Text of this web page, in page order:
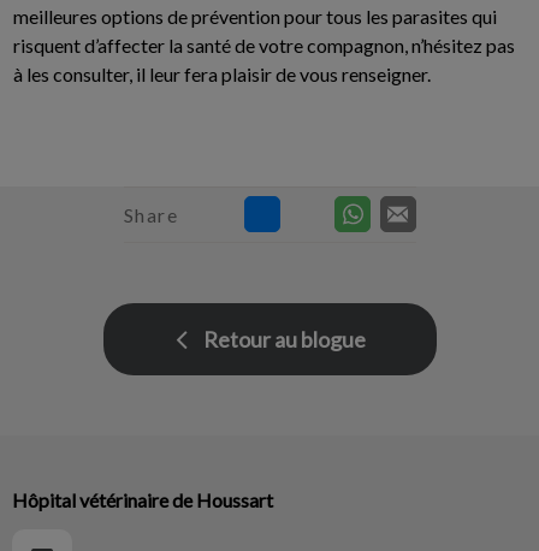
meilleures options de prévention pour tous les parasites qui
risquent d’affecter la santé de votre compagnon, n’hésitez pas
à les consulter, il leur fera plaisir de vous renseigner.
Share
Retour au blogue
Hôpital vétérinaire de Houssart